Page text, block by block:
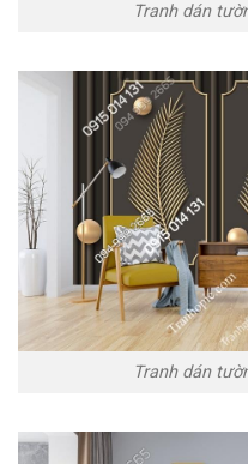
Tranh dán
Tranh dán